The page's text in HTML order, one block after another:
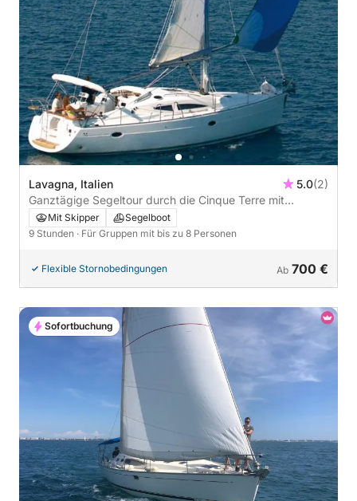
Lavagna, Italien 5.0(2)
Ganztägige Segeltour durch die Cinque Terre mit
Aperitivo und Weinprobe
Mit Skipper
Segelboot
9 Stunden · Für Gruppen mit bis zu 8 Personen
Flexible Stornobedingungen Ab 700 €
Sofortbuchung